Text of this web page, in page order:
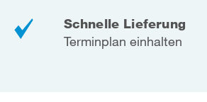
Schnelle Lieferung
Terminplan einhalten